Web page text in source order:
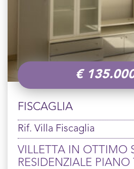
€
FISCAGLIA
Rif. Villa Fiscaglia
VILLETTA IN OTTIMO STATO
RESIDENZIALE PIANO